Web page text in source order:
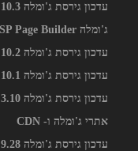
עדכון גירסת ג'ומלה 3.10.3 ו- 4.0.4
ג'ומלה SP Page Builder - עדכון גירסה
עדכון גירסת ג'ומלה 3.10.2 ו- 4.0.3
עדכון גירסת ג'ומלה 3.10.1
עדכון גירסת ג'ומלה 3.10 - גשר לגירסה 4.0
אתרי ג'ומלה ו- CDN
עדכון גירסת ג'ומלה 3.9.28